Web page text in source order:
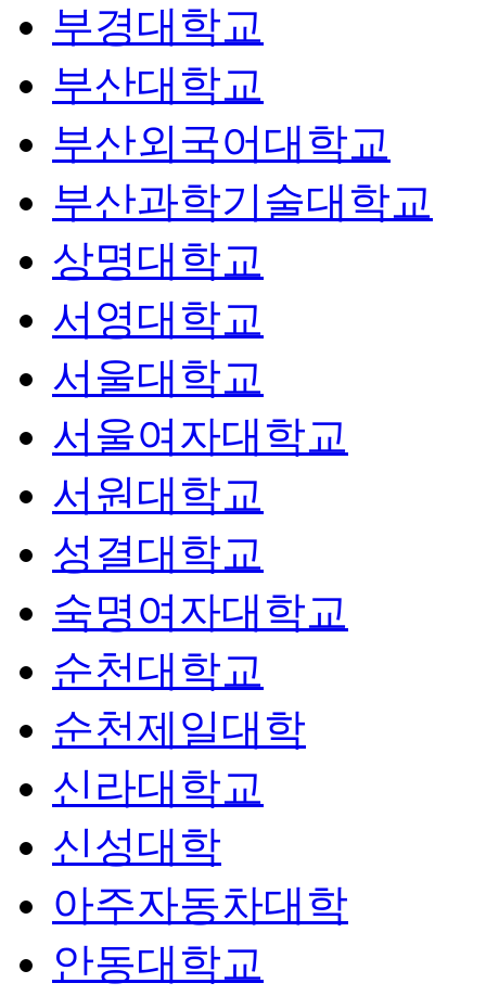
부경대학교
부산대학교
부산외국어대학교
부산과학기술대학교
상명대학교
서영대학교
서울대학교
서울여자대학교
서원대학교
성결대학교
숙명여자대학교
순천대학교
순천제일대학
신라대학교
신성대학
아주자동차대학
안동대학교